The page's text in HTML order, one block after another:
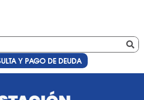
Y PAGO DE DEUDA